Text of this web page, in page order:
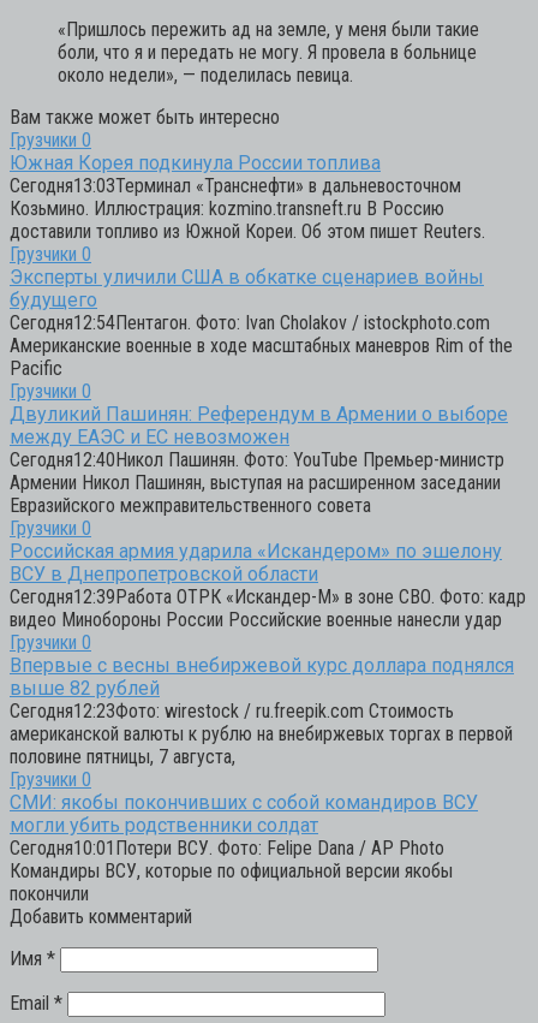
«Пришлось пережить ад на земле, у меня были такие
боли, что я и передать не могу. Я провела в больнице
около недели», — поделилась певица.
Вам также может быть интересно
Грузчики 0
Южная Корея подкинула России топлива
Сегодня13:03Терминал «Транснефти» в дальневосточном
Козьмино. Иллюстрация: kozmino.transneft.ru В Россию
доставили топливо из Южной Кореи. Об этом пишет Reuters.
Грузчики 0
Эксперты уличили США в обкатке сценариев войны
будущего
Сегодня12:54Пентагон. Фото: Ivan Cholakov / istockphoto.com
Американские военные в ходе масштабных маневров Rim of the
Pacific
Грузчики 0
Двуликий Пашинян: Референдум в Армении о выборе
между ЕАЭС и ЕС невозможен
Сегодня12:40Никол Пашинян. Фото: YouTube Премьер-министр
Армении Никол Пашинян, выступая на расширенном заседании
Евразийского межправительственного совета
Грузчики 0
Российская армия ударила «Искандером» по эшелону
ВСУ в Днепропетровской области
Сегодня12:39Работа ОТРК «Искандер-М» в зоне СВО. Фото: кадр
видео Минобороны России Российские военные нанесли удар
Грузчики 0
Впервые с весны внебиржевой курс доллара поднялся
выше 82 рублей
Сегодня12:23Фото: wirestock / ru.freepik.com Стоимость
американской валюты к рублю на внебиржевых торгах в первой
половине пятницы, 7 августа,
Грузчики 0
СМИ: якобы покончивших с собой командиров ВСУ
могли убить родственники солдат
Сегодня10:01Потери ВСУ. Фото: Felipe Dana / AP Photo
Командиры ВСУ, которые по официальной версии якобы
покончили
Добавить комментарий
Имя *
Email *